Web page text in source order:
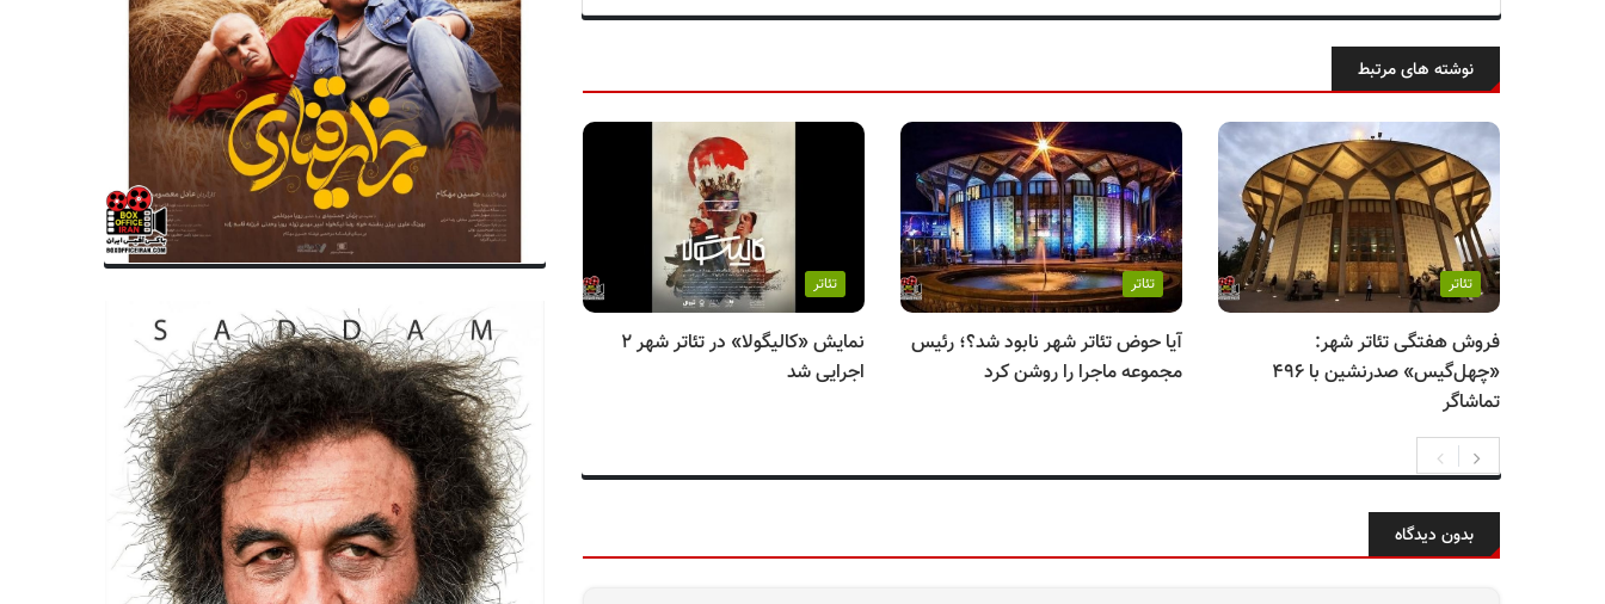
نوشته های مرتبط
تئاتر
فروش هفتگی تئاتر شهر:
«چهل‌گیس» صدرنشین با ۴۹۶
تماشاگر
تئاتر
آیا حوض تئاتر شهر نابود شد؟؛ رئیس
مجموعه ماجرا را روشن کرد
تئاتر
نمایش «کالیگولا» در تئاتر شهر ۲
اجرایی شد
مهران مدیری شب یلدا به شبکه ۳
می‌آید+ ویدئو
در تئاتر شهر
بدون دیدگاه